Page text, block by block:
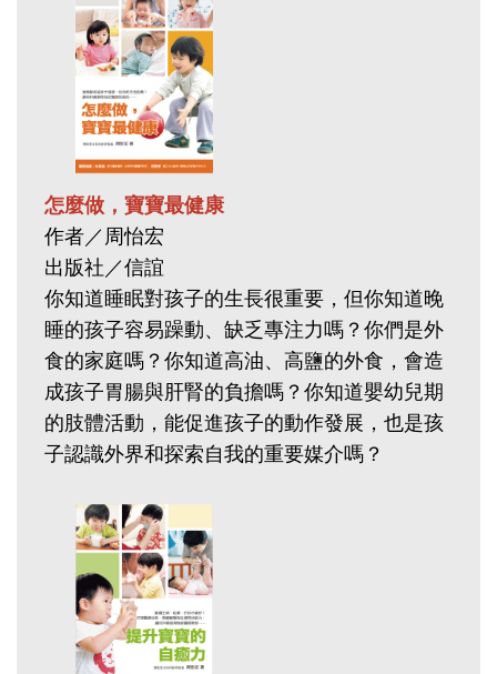
怎麼做，寶寶最健康
作者／周怡宏
出版社／信誼
你知道睡眠對孩子的生長很重要，但你知道晚
睡的孩子容易躁動、缺乏專注力嗎？你們是外
食的家庭嗎？你知道高油、高鹽的外食，會造
成孩子胃腸與肝腎的負擔嗎？你知道嬰幼兒期
的肢體活動，能促進孩子的動作發展，也是孩
子認識外界和探索自我的重要媒介嗎？